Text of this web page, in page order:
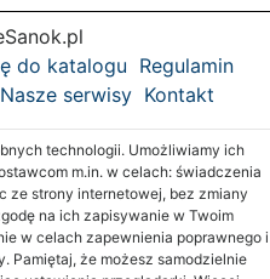
do katalogu Regulamin
Nasze serwisy Kontakt
technologii. Umożliwiamy ich
m.in. w celach: świadczenia
ze strony internetowej, bez zmiany
na ich zapisywanie w Twoim
w celach zapewnienia poprawnego i
Pamiętaj, że możesz samodzielnie